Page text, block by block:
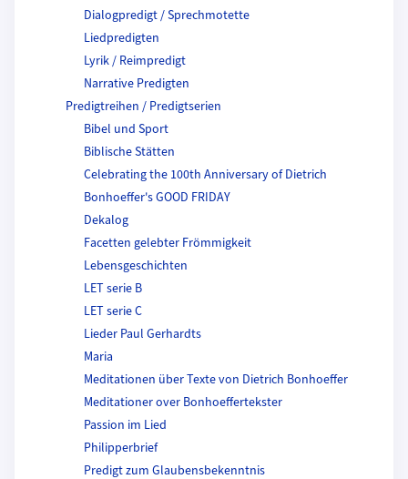
Dialogpredigt / Sprechmotette
Liedpredigten
Lyrik / Reimpredigt
Narrative Predigten
Predigtreihen / Predigtserien
Bibel und Sport
Biblische Stätten
Celebrating the 100th Anniversary of Dietrich
Bonhoeffer's GOOD FRIDAY
Dekalog
Facetten gelebter Frömmigkeit
Lebensgeschichten
LET serie B
LET serie C
Lieder Paul Gerhardts
Maria
Meditationen über Texte von Dietrich Bonhoeffer
Meditationer over Bonhoeffertekster
Passion im Lied
Philipperbrief
Predigt zum Glaubensbekenntnis